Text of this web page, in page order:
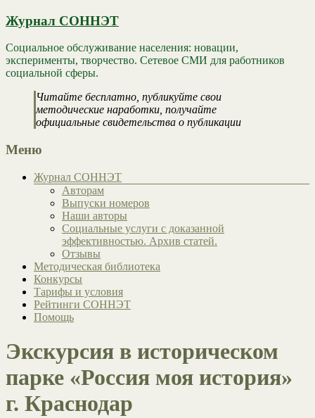
Журнал СОННЭТ
Социальное обслуживание населения: новации,
эксперименты, творчество. Сетевое СМИ для работников
социальной сферы.
Читайте бесплатно, публикуйте свои
методические наработки, получайте
официальные свидетельства о публикации
Меню
Журнал СОННЭТ
Авторам
Выпуски номеров
Наши авторы
Социальные услуги с доказанной
эффективностью. Архив статей.
Отзывы
Методическая библиотека
Конкурсы
Тарифы и условия
Рейтинги СОННЭТ
Помощь
Экскурсия в историческом
парке «Россия моя история»
г. Краснодар